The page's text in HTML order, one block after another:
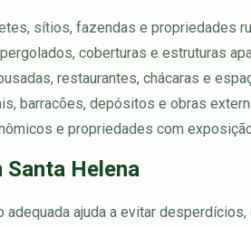
sítios, fazendas e propriedades
coberturas e estruturas
restaurantes, chácaras e
barracões, depósitos e obras
e propriedades com
Helena
ajuda a evitar